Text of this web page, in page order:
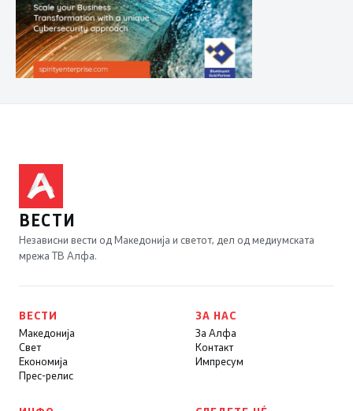
ВЕСТИ
Независни вести од Македонија и светот, дел од медиумската
мрежа ТВ Алфа.
ВЕСТИ
Македонија
Свет
Економија
Прес-релис
ЗА НАС
За Алфа
Контакт
Импресум